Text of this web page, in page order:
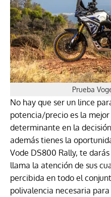
Prueba
No hay que ser un lince
potencia/precio es la
determinante en la
además tienes la
Vode DS800 Rally, te
llama la atención de sus
percibida en todo el
polivalencia necesaria